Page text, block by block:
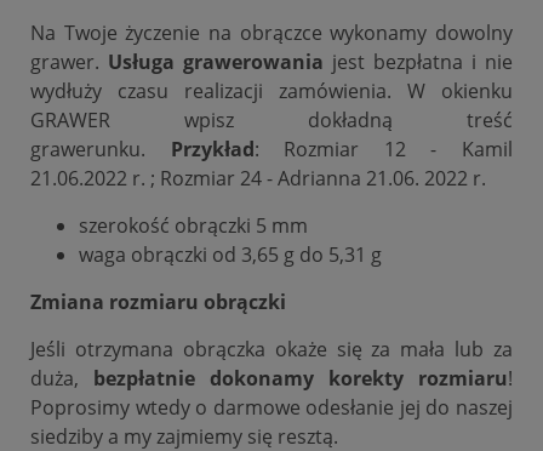
Na Twoje życzenie na obrączce wykonamy dowolny
grawer. Usługa grawerowania jest bezpłatna i nie
wydłuży czasu realizacji zamówienia. W okienku
GRAWER wpisz dokładną treść
grawerunku.
Przykład: Rozmiar 12 - Kamil
21.06.2022 r. ; Rozmiar 24 - Adrianna 21.06. 2022 r.
szerokość obrączki 5 mm
waga obrączki od 3,65 g do 5,31 g
Zmiana rozmiaru obrączki
Jeśli otrzymana obrączka okaże się za mała lub za
duża, bezpłatnie dokonamy korekty rozmiaru!
Poprosimy wtedy o darmowe odesłanie jej do naszej
siedziby a my zajmiemy się resztą.